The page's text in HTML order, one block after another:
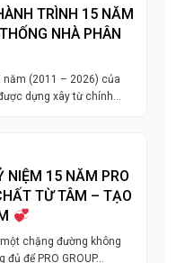
TRÌNH 15 NĂM
NHÀ PHÂN
năm (2011 – 2026) của
được dựng xây từ chính…
NIỆM 15 NĂM PRO
TỪ TÂM – TẠO
chặng đường không
đủ để PRO GROUP…